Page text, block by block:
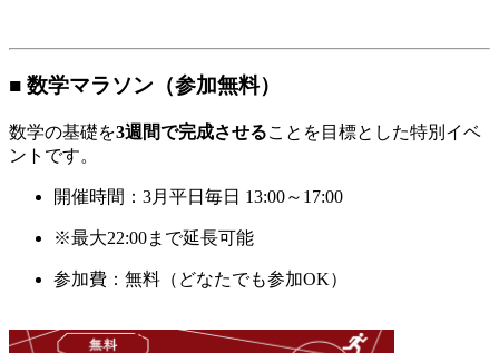
■ 数学マラソン（参加無料）
数学の基礎を3週間で完成させることを目標とした特別イベ
ントです。
開催時間：3月平日毎日 13:00～17:00
※最大22:00まで延長可能
参加費：無料（どなたでも参加OK）